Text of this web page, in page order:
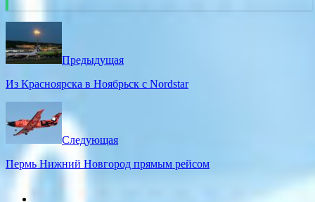
Предыдущая
Из Красноярска в Ноябрьск с Nordstar
Следующая
Пермь Нижний Новгород прямым рейсом